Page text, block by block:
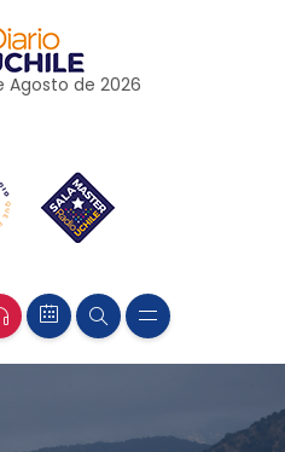
Agosto de 2026